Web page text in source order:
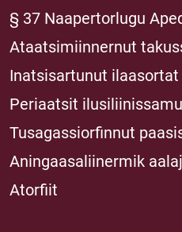
§ 37 Naapertorlugu
Ataatsimiinnernut
Inatsisartunut ilaasortat
Periaatsit
Tusagassiorfinnut
Aningaasaliinermik
Atorfiit